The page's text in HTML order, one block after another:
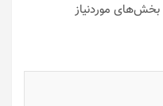
بخش‌های موردنیاز